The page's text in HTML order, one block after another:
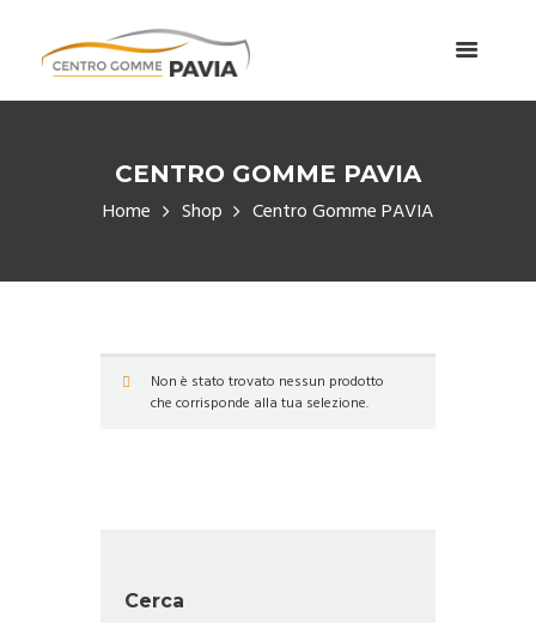
CENTRO GOMME PAVIA
Home Shop Centro Gomme PAVIA
Non è stato trovato nessun prodotto
che corrisponde alla tua selezione.
Cerca